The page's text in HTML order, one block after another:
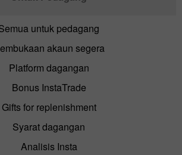
untuk pedagang
akaun segera
Platform dagangan
Bonus InstaTrade
Gifts for replenishment
Syarat dagangan
Analisis Insta